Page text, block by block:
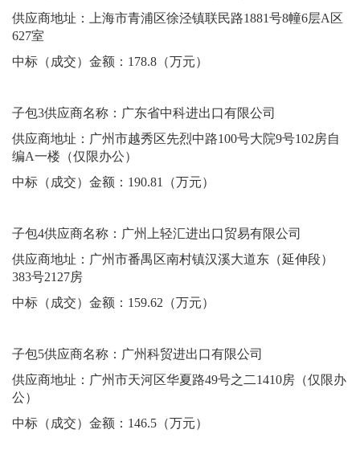
供应商地址：
上海市青浦区徐泾镇联民路1881号8幢6层A区
627室
中标（成交）金额： 178.8 （万元）
子包3供应商名称： 广东省中科进出口有限公司
供应商地址： 广州市越秀区先烈中路100号大院9号102房自
编A一楼（仅限办公）
中标（成交）金额： 190.81 （万元）
子包4供应商名称： 广州上轻汇进出口贸易有限公司
供应商地址： 广州市番禺区南村镇汉溪大道东（延伸段）
383号2127房
中标（成交）金额： 159.62 （万元）
子包5供应商名称： 广州科贸进出口有限公司
供应商地址： 广州市天河区华夏路49号之二1410房（仅限办
公）
中标（成交）金额： 146.5 （万元）